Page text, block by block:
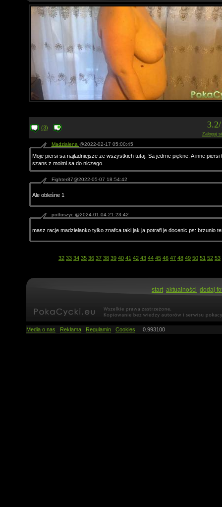
(3)
Zaloguj
Madzialena @2022-02-17 05:00:45
Moje piersi sa najładniejsze ze wszystkich tutaj. Sa jedrne piękne. A inne piersi
szans z moimi sa do niczego.
Fighter87@2022-05-07 18:54:42
Ale obleśne 1
potfoszyc @2024-01-04 21:23:42
masz racje madzielanko tylko znafca taki jak ja potrafi je docenic ps: brzunio
32 33 34 35 36 37 38 39 40 41 42 43 44 45 46 47 48 49 50 51 52 53
start aktualności dodaj
Media o nas Reklama Regulamin Cookies 0.993100